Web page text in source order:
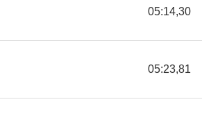
05:14,30
05:23,81